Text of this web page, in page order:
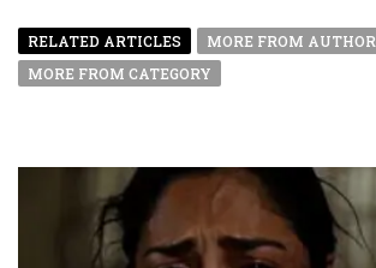
RELATED ARTICLES
MORE FROM AUTHOR
MORE FROM CATEGORY